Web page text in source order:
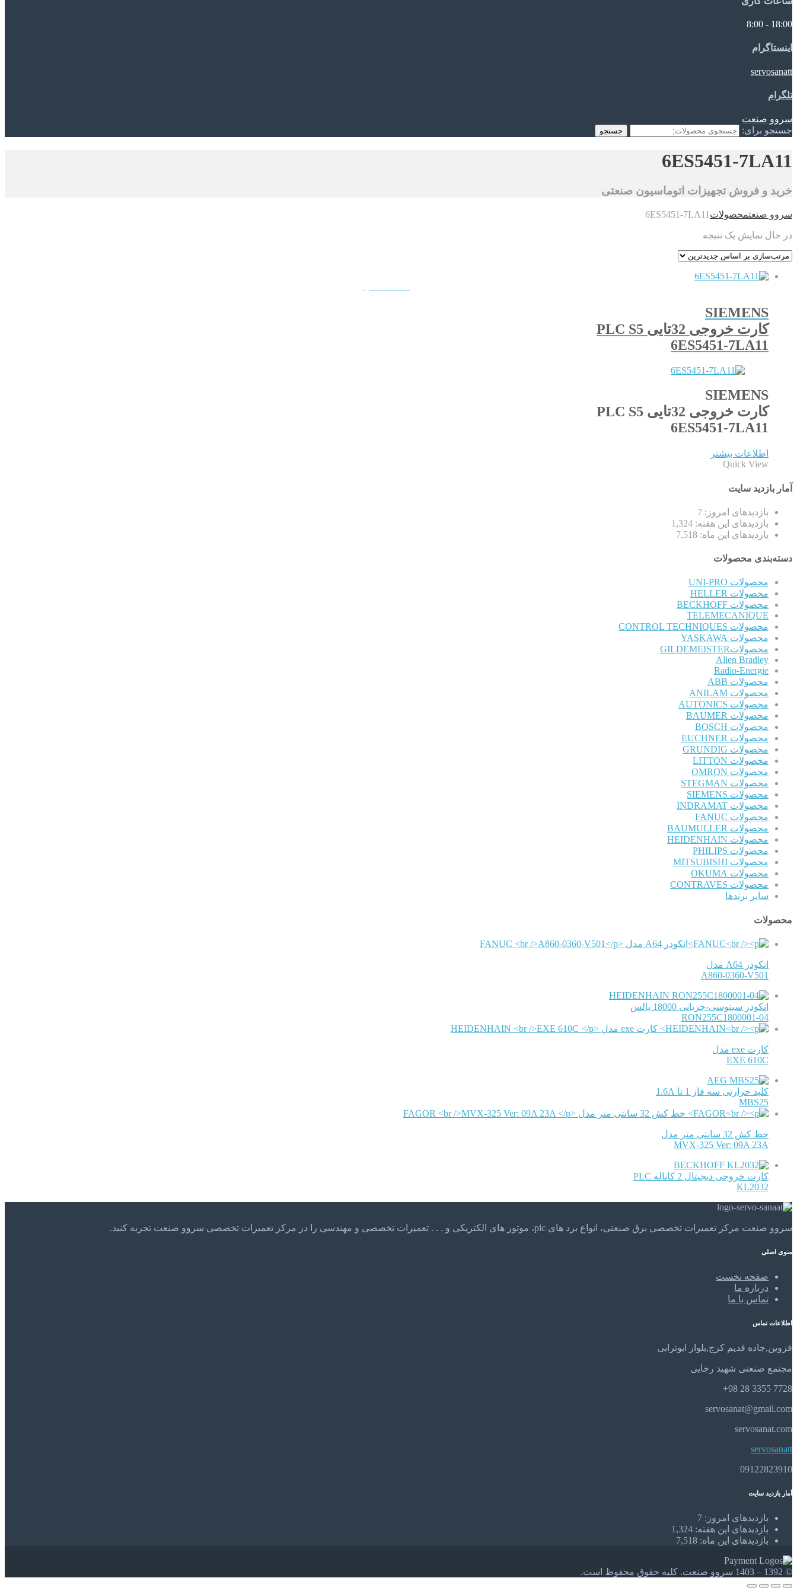
18:00 - 8:00
اینستاگرام
servosanatt
تلگرام
سروو صنعت
جستجو برای:
جستجو
6ES5451-7LA11
خرید و فروش تجهیزات اتوماسیون صنعتی
سروو صنعتمحصولات 6ES5451-7LA11
در حال نمایش یک نتیجه
SIEMENS
کارت خروجی 32تایی PLC S5
6ES5451-7LA11
SIEMENS
کارت خروجی 32تایی PLC S5
6ES5451-7LA11
اطلاعات بیشتر
Quick View
آمار بازدید سایت
بازدیدهای امروز: 7
بازدیدهای این هفته: 1,324
بازدیدهای این ماه: 7,518
دسته‌بندی محصولات
محصولات UNI-PRO
محصولات HELLER
محصولات BECKHOFF
TELEMECANIQUE
محصولات CONTROL TECHNIQUES
محصولات YASKAWA
محصولاتGILDEMEISTER
Allen Bradley
Radio-Energie
محصولات ABB
محصولات ANILAM
محصولات AUTONICS
محصولات BAUMER
محصولات BOSCH
محصولات EUCHNER
محصولات GRUNDIG
محصولات LITTON
محصولات OMRON
محصولات STEGMAN
محصولات SIEMENS
محصولات INDRAMAT
محصولات FANUC
محصولات BAUMULLER
محصولات HEIDENHAIN
محصولات PHILIPS
محصولات MITSUBISHI
محصولات OKUMA
محصولات CONTRAVES
سایر برندها
محصولات
FANUC
انکودر A64 مدل
A860-0360-V501
HEIDENHAIN
انکودر سینوسی-جریانی 18000 پالس
RON255C1800001-04
HEIDENHAIN
کارت exe مدل
EXE 610C
AEG
کلید حرارتی سه فاز 1 تا 1.6A
MBS25
FAGOR
خط کش 32 سانتی متر مدل
MVX-325 Ver: 09A 23A
BECKHOFF
کارت خروجی دیجیتال 2 کاناله PLC
KL2032
سروو صنعت مرکز تعمیرات تخصصی برق صنعتی، انواع برد های plc، موتور های الکتریکی و . . . تعمیرات تخصصی و مهندسی را در مرکز تعمیرات تخصصی سروو صنعت تجربه کنید.
منوی اصلی
صفحه نخست
درباره ما
تماس با ما
اطلاعات تماس
قزوین,جاده قدیم کرج,بلوار ابوترابی
مجتمع صنعتی شهید رجایی
7728 3355 28 98+
servosanat@gmail.com
servosanat.com
servosanatt
09122823910
آمار بازدید سایت
بازدیدهای امروز: 7
بازدیدهای این هفته: 1,324
بازدیدهای این ماه: 7,518
© 1392 – 1403 سروو صنعت. کلیه حقوق محفوظ است.